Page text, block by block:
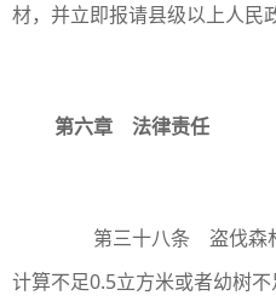
材，并立即报请县级以上人民
第六章 法律责任
第三十八条 盗伐森林
计算不足0.5立方米或者幼树